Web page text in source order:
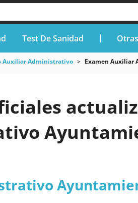
Test De Sanidad
Auxiliar Administrativo Examen Auxiliar